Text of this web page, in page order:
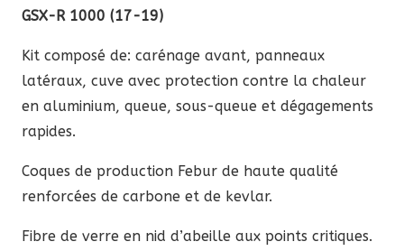
GSX-R 1000 (17-19)
Kit composé de: carénage avant, panneaux
latéraux, cuve avec protection contre la chaleur
en aluminium, queue, sous-queue et dégagements
rapides.
Coques de production Febur de haute qualité
renforcées de carbone et de kevlar.
Fibre de verre en nid d’abeille aux points critiques.